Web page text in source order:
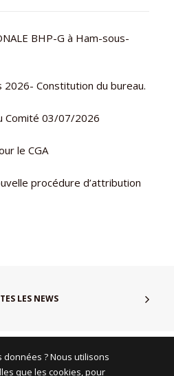
BHP-G à Ham-sous-
2026- Constitution du bureau.
Comité 03/07/2026
le CGA
procédure d’attribution
LES NEWS
? Nous utilisons
que les cookies, pour